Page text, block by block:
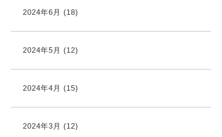
2024年6月 (18)
2024年5月 (12)
2024年4月 (15)
2024年3月 (12)